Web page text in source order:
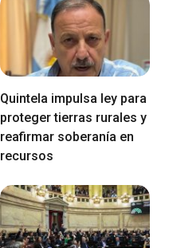
Quintela impulsa ley para
proteger tierras rurales y
reafirmar soberanía en
recursos